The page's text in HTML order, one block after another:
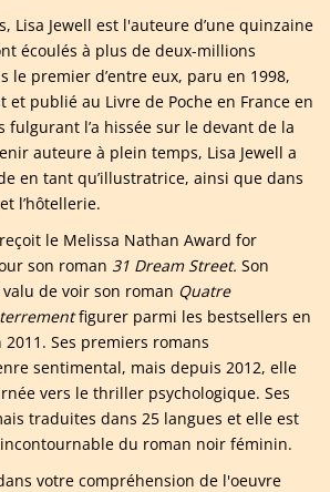
Lisa Jewell est l'auteure d’une quinzaine
écoulés à plus de deux-millions
le premier d’entre eux, paru en 1998,
publié au Livre de Poche en France en
fulgurant l’a hissée sur le devant de la
auteure à plein temps, Lisa Jewell a
en tant qu’illustratrice, ainsi que dans
l’hôtellerie.
le Melissa Nathan Award for
son roman 31 Dream Street. Son
de voir son roman Quatre
figurer parmi les bestsellers en
Ses premiers romans
sentimental, mais depuis 2012, elle
vers le thriller psychologique. Ses
traduites dans 25 langues et elle est
du roman noir féminin.
votre compréhension de l'oeuvre